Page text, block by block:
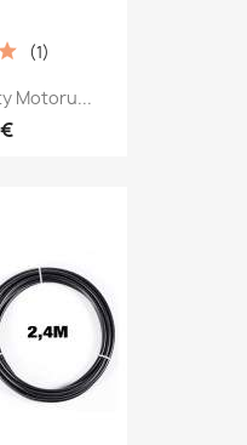
Motoru...
(1)